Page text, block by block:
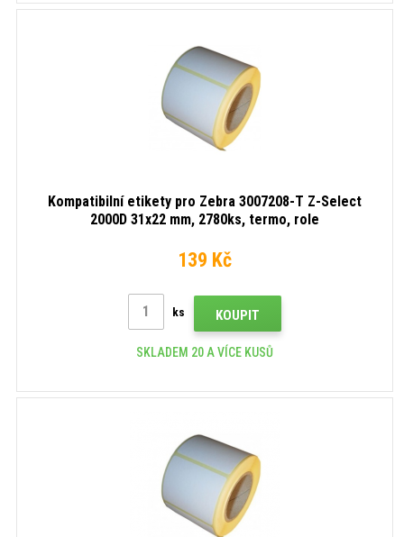
Kompatibilní etikety pro Zebra 3007208-T Z-Select
2000D 31x22 mm, 2780ks, termo, role
139 Kč
ks KOUPIT
SKLADEM 20 A VÍCE KUSŮ